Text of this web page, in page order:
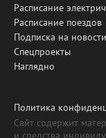
Расписание
Расписание поездов
Подписка на новости
Спецпроекты
Наглядно
Политика
Сайт содержит
и средства